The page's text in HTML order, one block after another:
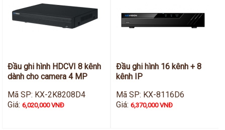
Đầu ghi hình HDCVI 8 kênh
dành cho camera 4 MP
Mã SP: KX-2K8208D4
Giá:6,020,000 VNĐ
Đầu ghi hình 16 kênh + 8
kênh IP
Mã SP: KX-8116D6
Giá: 6,370,000 VNĐ